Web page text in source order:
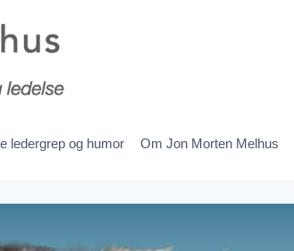
ledergrep og humor Om Jon Morten Melhus